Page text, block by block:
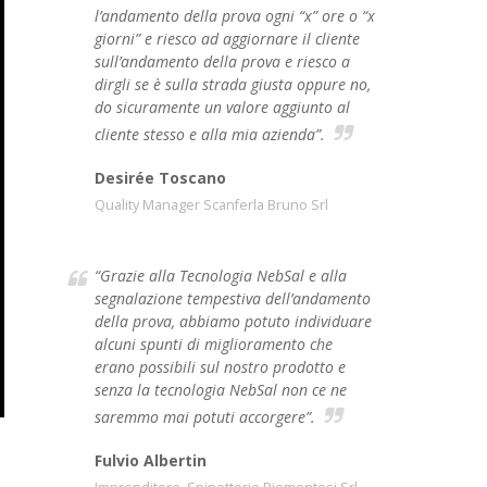
l’andamento della prova ogni “x” ore o “x
giorni” e riesco ad aggiornare il cliente
sull’andamento della prova e riesco a
dirgli se è sulla strada giusta oppure no,
do sicuramente un valore aggiunto al
cliente stesso e alla mia azienda”.
Desirée Toscano
Quality Manager Scanferla Bruno Srl
“Grazie alla Tecnologia NebSal e alla
segnalazione tempestiva dell’andamento
della prova, abbiamo potuto individuare
alcuni spunti di miglioramento che
erano possibili sul nostro prodotto e
senza la tecnologia NebSal non ce ne
saremmo mai potuti accorgere”.
Fulvio Albertin